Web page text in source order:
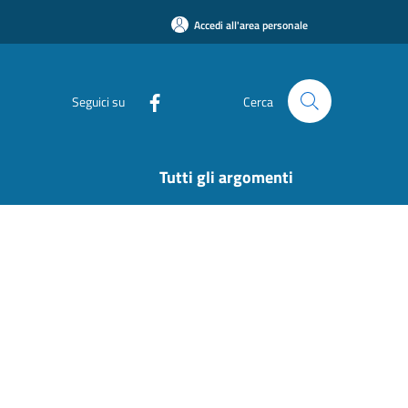
Accedi all'area personale
Seguici su Cerca
Tutti gli argomenti